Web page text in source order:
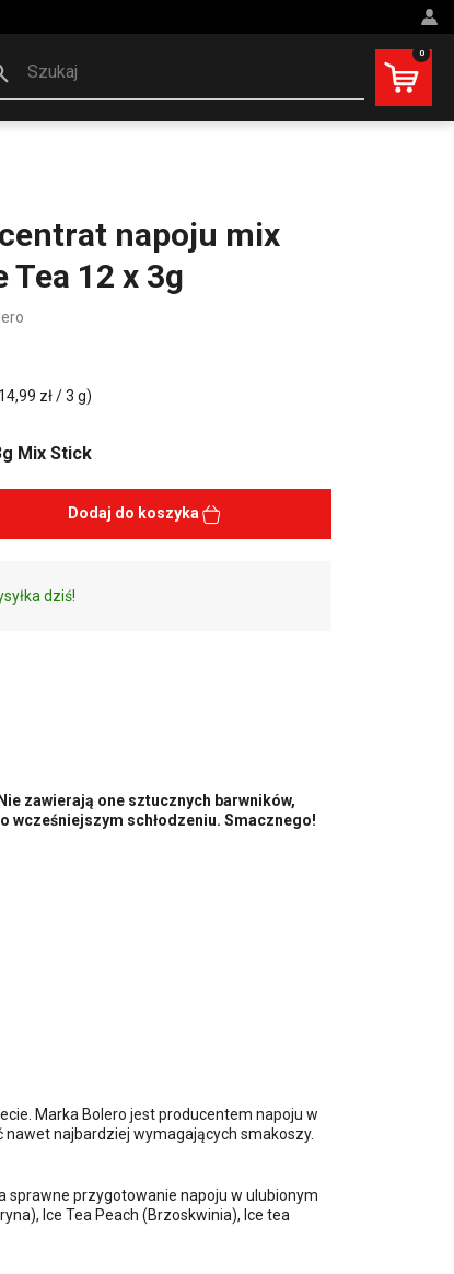
Szukaj
0
napoju mix
Tea 12 x 3g
zł / 3 g)
Mix Stick
Dodaj do koszyka
dziś!
zawierają one sztucznych barwników,
wcześniejszym schłodzeniu. Smacznego!
Marka Bolero jest producentem napoju w
najbardziej wymagających smakoszy.
sprawne przygotowanie napoju w ulubionym
Ice Tea Peach (Brzoskwinia), Ice tea